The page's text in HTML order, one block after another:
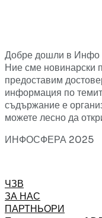
Добре дошли в
Ние сме новинарски
предоставим
информация по
съдържание е
можете лесно да
ИНФОСФЕРА 2025
ЧЗВ
ЗА НАС
ПАРТНЬОРИ